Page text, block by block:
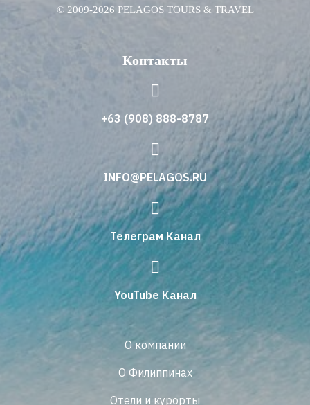
© 2009-2026 PELAGOS TOURS & TRAVEL
Контакты
+63 (908) 888-8787
INFO@PELAGOS.RU
Телеграм Канал
YouTube Канал
О компании
О Филиппинах
Отели и курорты